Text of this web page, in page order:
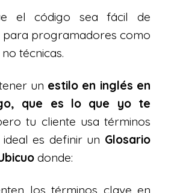
el código sea fácil de
programadores como
técnicas.
un estilo en inglés en
que es lo que yo te
tu cliente usa términos
es definir un Glosario
donde:
los términos clave en